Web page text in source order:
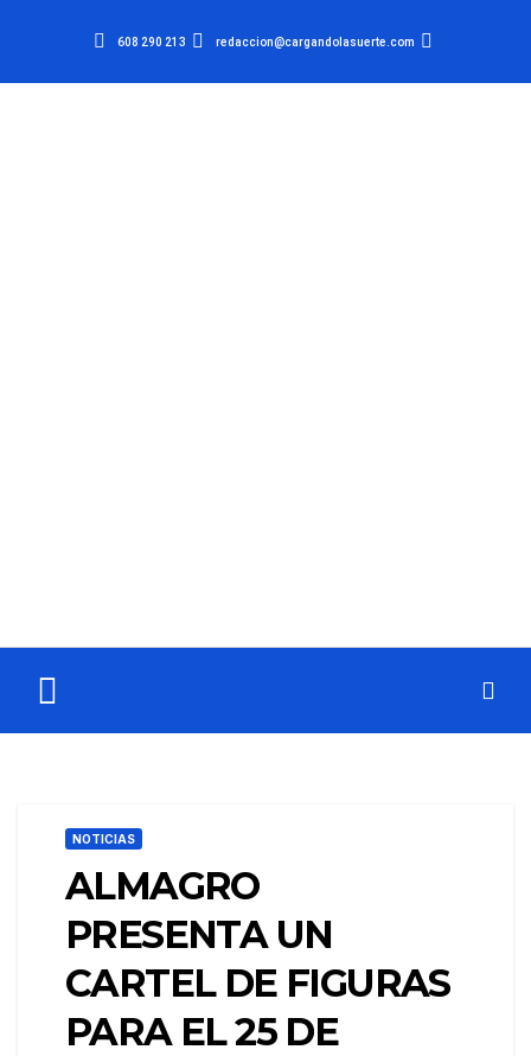
608 290 213 redaccion@cargandolasuerte.com
NOTICIAS
ALMAGRO
PRESENTA UN
CARTEL DE FIGURAS
PARA EL 25 DE